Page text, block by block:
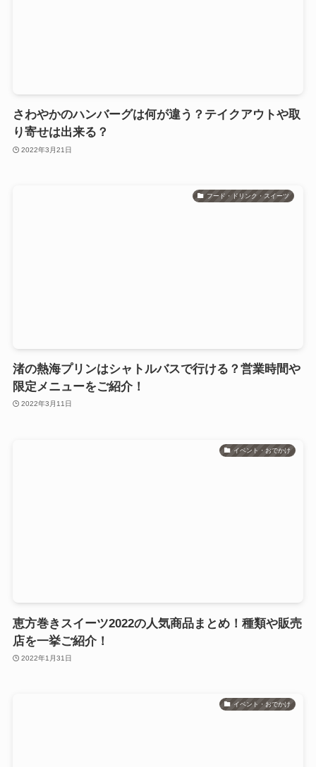
さわやかのハンバーグは何が違う？テイクアウトや取
り寄せは出来る？
2022年3月21日
フード・ドリンク・スイーツ
渚の熱海プリンはシャトルバスで行ける？営業時間や
限定メニューをご紹介！
2022年3月11日
イベント・おでかけ
恵方巻きスイーツ2022の人気商品まとめ！種類や販売
店を一挙ご紹介！
2022年1月31日
イベント・おでかけ